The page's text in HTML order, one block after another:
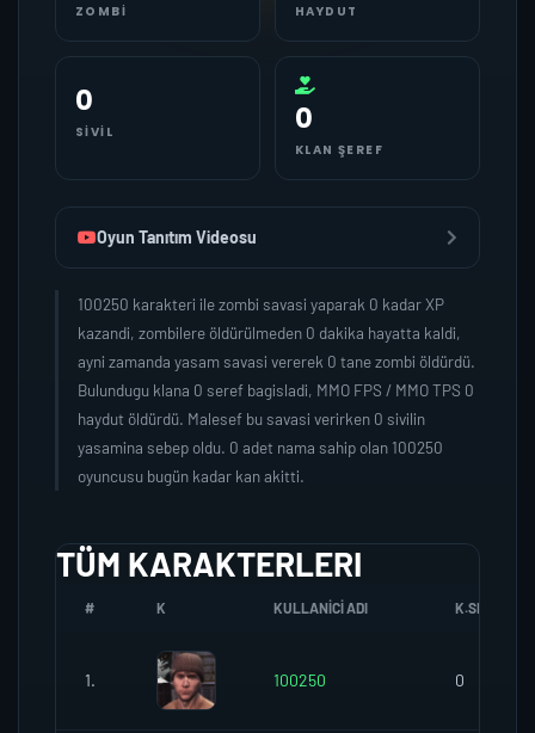
ZOMBI HAYDUT
0
SIVIL 0
KLAN ŞEREF
Oyun Tanıtım Videosu
100250 karakteri ile zombi savasi yaparak 0 kadar XP
kazandi, zombilere öldürülmeden 0 dakika hayatta kaldi,
ayni zamanda yasam savasi vererek 0 tane zombi öldürdü.
Bulundugu klana 0 seref bagisladi, MMO FPS / MMO TPS 0
haydut öldürdü. Malesef bu savasi verirken 0 sivilin
yasamina sebep oldu. 0 adet nama sahip olan 100250
oyuncusu bugün kadar kan akitti.
TÜM KARAKTERLERI
# K KULLANICI ADI K.SEREFI
1. 100250 0